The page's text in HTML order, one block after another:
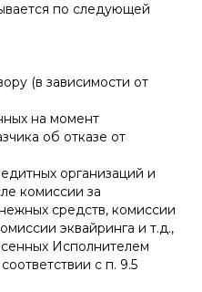
по следующей
(в зависимости от
на момент
об отказе от
организаций и
комиссии за
средств, комиссии
эквайринга и т.д.,
Исполнителем
с п. 9.5